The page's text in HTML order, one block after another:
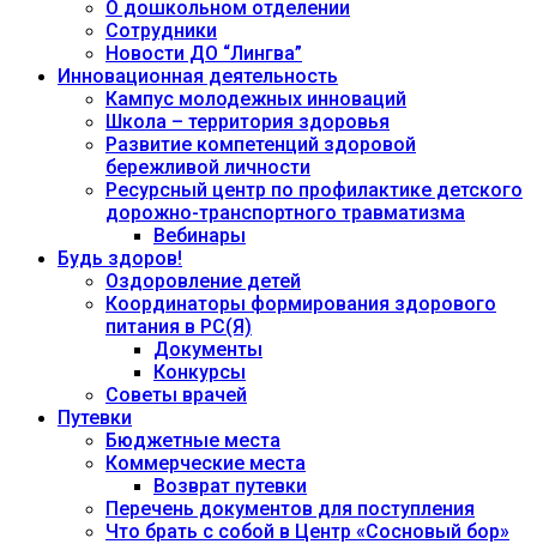
О дошкольном отделении
Сотрудники
Новости ДО “Лингва”
Инновационная деятельность
Кампус молодежных инноваций
Школа – территория здоровья
Развитие компетенций здоровой
бережливой личности
Ресурсный центр по профилактике детского
дорожно-транспортного травматизма
Вебинары
Будь здоров!
Оздоровление детей
Координаторы формирования здорового
питания в РС(Я)
Документы
Конкурсы
Советы врачей
Путевки
Бюджетные места
Коммерческие места
Возврат путевки
Перечень документов для поступления
Что брать с собой в Центр «Сосновый бор»